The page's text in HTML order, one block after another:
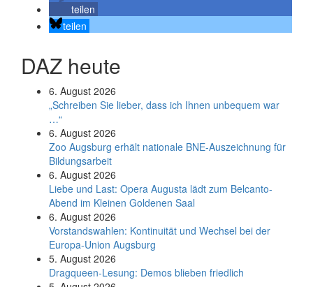
teilen
teilen
DAZ heute
6. August 2026
„Schreiben Sie lieber, dass ich Ihnen unbequem war
…“
6. August 2026
Zoo Augsburg erhält nationale BNE-Auszeichnung für
Bildungsarbeit
6. August 2026
Liebe und Last: Opera Augusta lädt zum Belcanto-
Abend im Kleinen Goldenen Saal
6. August 2026
Vorstandswahlen: Kontinuität und Wechsel bei der
Europa-Union Augsburg
5. August 2026
Dragqueen-Lesung: Demos blieben friedlich